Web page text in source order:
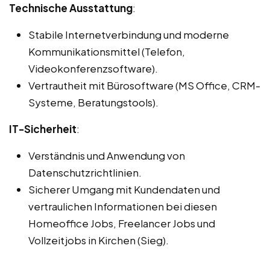
Technische Ausstattung:
Stabile Internetverbindung und moderne
Kommunikationsmittel (Telefon,
Videokonferenzsoftware).
Vertrautheit mit Bürosoftware (MS Office, CRM-
Systeme, Beratungstools).
IT-Sicherheit:
Verständnis und Anwendung von
Datenschutzrichtlinien.
Sicherer Umgang mit Kundendaten und
vertraulichen Informationen bei diesen
Homeoffice Jobs, Freelancer Jobs und
Vollzeitjobs in Kirchen (Sieg).